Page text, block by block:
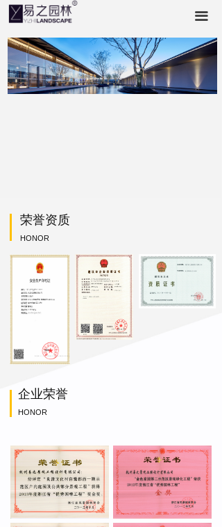
美丽中国●易之行
끀
首页
合作伙伴
关于易之
企业荣誉
HONOR
荣誉资质
HONOR